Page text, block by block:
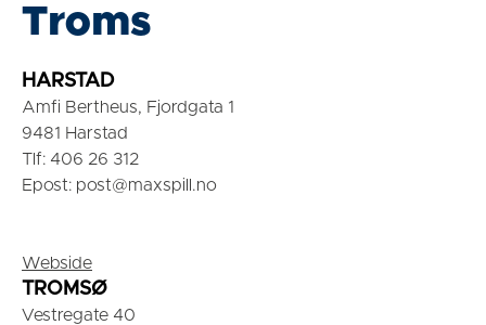
Troms
HARSTAD
Amfi Bertheus, Fjordgata 1
9481 Harstad
Tlf: 406 26 312
Epost: post@maxspill.no
Webside
TROMSØ
Vestregate 40